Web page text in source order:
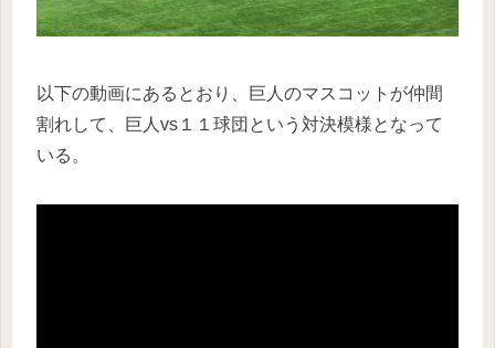
以下の動画にあるとおり、巨人のマスコットが仲間
割れして、巨人vs１１球団という対決模様となって
いる。